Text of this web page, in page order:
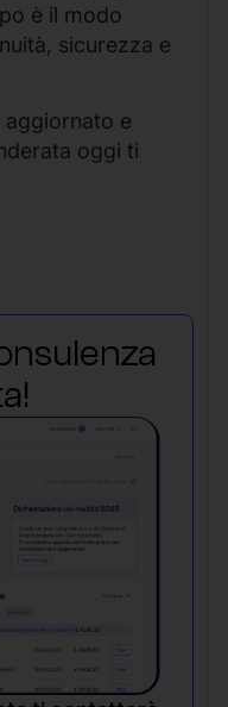
è il modo
sicurezza e
e
oggi ti